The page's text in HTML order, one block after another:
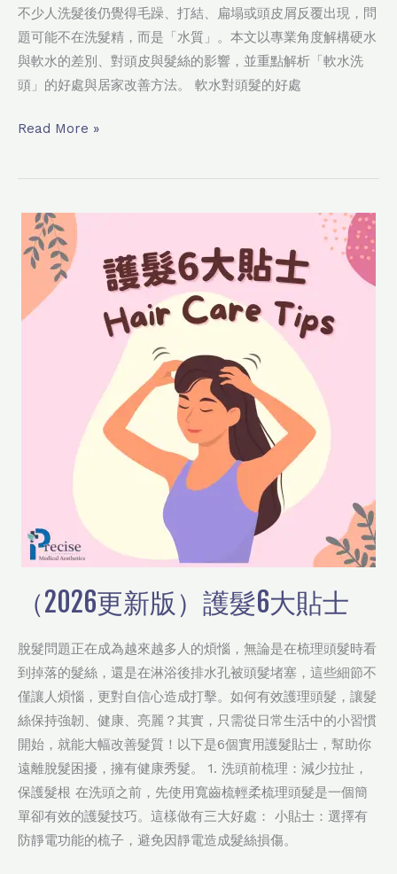
不少人洗髮後仍覺得毛躁、打結、扁塌或頭皮屑反覆出現，問
題可能不在洗髮精，而是「水質」。本文以專業角度解構硬水
與軟水的差別、對頭皮與髮絲的影響，並重點解析「軟水洗
頭」的好處與居家改善方法。 軟水對頭髮的好處
Read More »
（2026更新版）護髮6大貼士
脫髮問題正在成為越來越多人的煩惱，無論是在梳理頭髮時看
到掉落的髮絲，還是在淋浴後排水孔被頭髮堵塞，這些細節不
僅讓人煩惱，更對自信心造成打擊。如何有效護理頭髮，讓髮
絲保持強韌、健康、亮麗？其實，只需從日常生活中的小習慣
開始，就能大幅改善髮質！以下是6個實用護髮貼士，幫助你
遠離脫髮困擾，擁有健康秀髮。 1. 洗頭前梳理：減少拉扯，
保護髮根 在洗頭之前，先使用寬齒梳輕柔梳理頭髮是一個簡
單卻有效的護髮技巧。這樣做有三大好處： 小貼士：選擇有
防靜電功能的梳子，避免因靜電造成髮絲損傷。
（2026
更
護